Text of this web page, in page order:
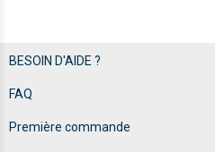
BESOIN D'AIDE ?
FAQ
Première commande